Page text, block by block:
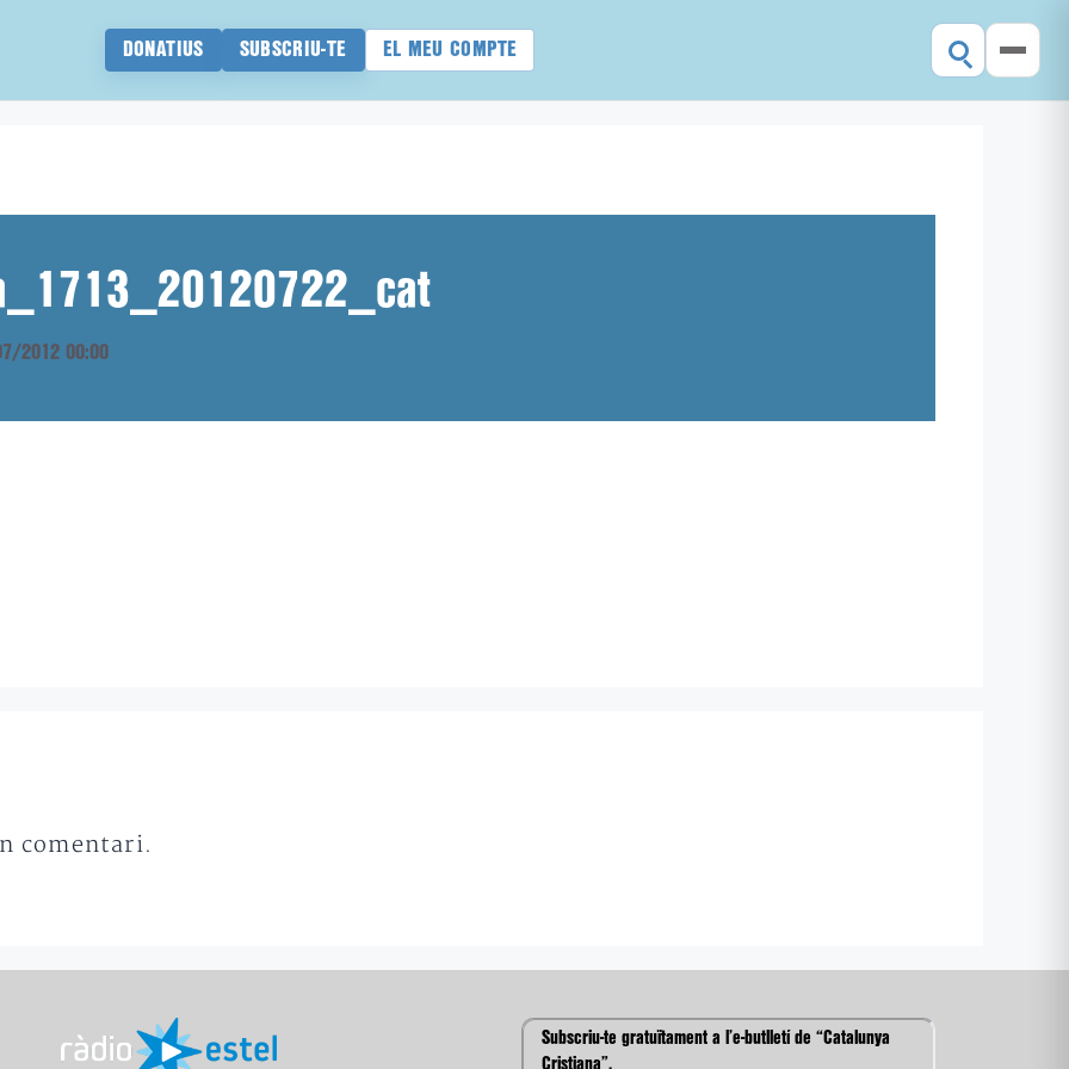
DONATIUS SUBSCRIU-TE EL MEU COMPTE
2012 00:00
comentari.
Subscriu-te gratuïtament a l’e-butlletí de “Catalunya
Cristiana”.